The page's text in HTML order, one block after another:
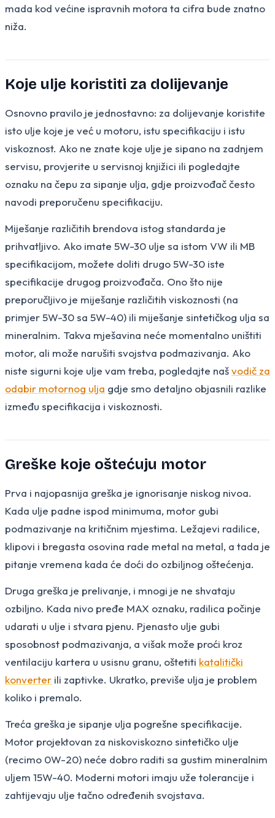
mada kod većine ispravnih motora ta cifra bude znatno
niža.
Koje ulje koristiti za dolijevanje
Osnovno pravilo je jednostavno: za dolijevanje koristite
isto ulje koje je već u motoru, istu specifikaciju i istu
viskoznost. Ako ne znate koje ulje je sipano na zadnjem
servisu, provjerite u servisnoj knjižici ili pogledajte
oznaku na čepu za sipanje ulja, gdje proizvođač često
navodi preporučenu specifikaciju.
Miješanje različitih brendova istog standarda je
prihvatljivo. Ako imate 5W-30 ulje sa istom VW ili MB
specifikacijom, možete doliti drugo 5W-30 iste
specifikacije drugog proizvođača. Ono što nije
preporučljivo je miješanje različitih viskoznosti (na
primjer 5W-30 sa 5W-40) ili miješanje sintetičkog ulja sa
mineralnim. Takva mješavina neće momentalno uništiti
motor, ali može narušiti svojstva podmazivanja. Ako
niste sigurni koje ulje vam treba, pogledajte našvodič za
odabir motornog ulja gdje smo detaljno objasnili razlike
između specifikacija i viskoznosti.
Greške koje oštećuju motor
Prva i najopasnija greška je ignorisanje niskog nivoa.
Kada ulje padne ispod minimuma, motor gubi
podmazivanje na kritičnim mjestima. Ležajevi radilice,
klipovi i bregasta osovina rade metal na metal, a tada je
pitanje vremena kada će doći do ozbiljnog oštećenja.
Druga greška je prelivanje, i mnogi je ne shvataju
ozbiljno. Kada nivo pređe MAX oznaku, radilica počinje
udarati u ulje i stvara pjenu. Pjenasto ulje gubi
sposobnost podmazivanja, a višak može proći kroz
ventilaciju kartera u usisnu granu, oštetiti katalitički
konverter ili zaptivke. Ukratko, previše ulja je problem
koliko i premalo.
Treća greška je sipanje ulja pogrešne specifikacije.
Motor projektovan za niskoviskozno sintetičko ulje
(recimo 0W-20) neće dobro raditi sa gustim mineralnim
uljem 15W-40. Moderni motori imaju uže tolerancije i
zahtijevaju ulje tačno određenih svojstava.